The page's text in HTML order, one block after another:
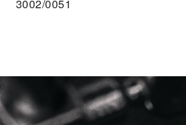
3002/0051